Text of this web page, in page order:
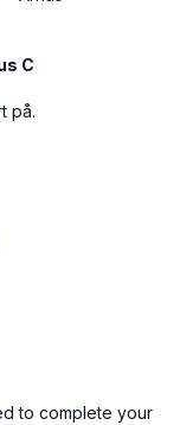
C
på.
to complete your